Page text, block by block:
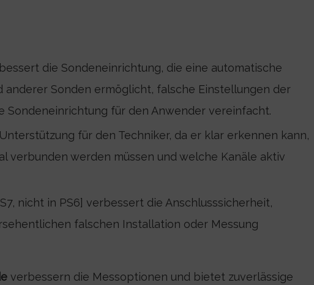
die Sondeneinrichtung, die eine automatische
anderer Sonden ermöglicht, falsche Einstellungen der
Sondeneinrichtung für den Anwender vereinfacht.
für den Techniker, da er klar erkennen kann,
verbunden werden müssen und welche Kanäle aktiv
nicht in PS6] verbessert die Anschlusssicherheit,
falschen Installation oder Messung
verbessern die Messoptionen und bietet zuverlässige